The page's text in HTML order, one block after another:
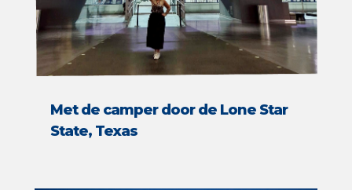
Met de camper door de Lone Star
State, Texas